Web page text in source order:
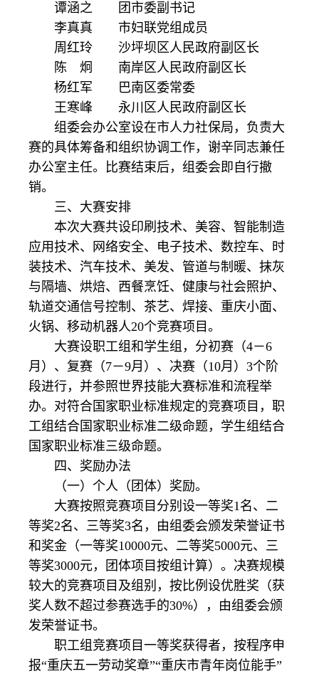
谭涵之 团市委副书记
李真真 市妇联党组成员
周红玲 沙坪坝区人民政府副区长
陈 炯 南岸区人民政府副区长
杨红军 巴南区委常委
王寒峰 永川区人民政府副区长
组委会办公室设在市人力社保局，负责大
赛的具体筹备和组织协调工作，谢辛同志兼任
办公室主任。比赛结束后，组委会即自行撤
销。
三、大赛安排
本次大赛共设印刷技术、美容、智能制造
应用技术、网络安全、电子技术、数控车、时
装技术、汽车技术、美发、管道与制暖、抹灰
与隔墙、烘焙、西餐烹饪、健康与社会照护、
轨道交通信号控制、茶艺、焊接、重庆小面、
火锅、移动机器人20个竞赛项目。
大赛设职工组和学生组，分初赛（4－6
月）、复赛（7－9月）、决赛（10月）3个阶
段进行，并参照世界技能大赛标准和流程举
办。对符合国家职业标准规定的竞赛项目，职
工组结合国家职业标准二级命题，学生组结合
国家职业标准三级命题。
四、奖励办法
（一）个人（团体）奖励。
大赛按照竞赛项目分别设一等奖1名、二
等奖2名、三等奖3名，由组委会颁发荣誉证书
和奖金（一等奖10000元、二等奖5000元、三
等奖3000元，团体项目按组计算）。决赛规模
较大的竞赛项目及组别，按比例设优胜奖（获
奖人数不超过参赛选手的30%），由组委会颁
发荣誉证书。
职工组竞赛项目一等奖获得者，按程序申
报“重庆五一劳动奖章”“重庆市青年岗位能手”